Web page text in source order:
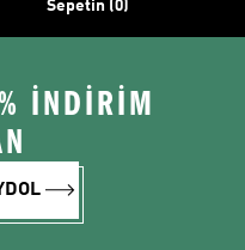
Sepetin (0)
İNDİRİM